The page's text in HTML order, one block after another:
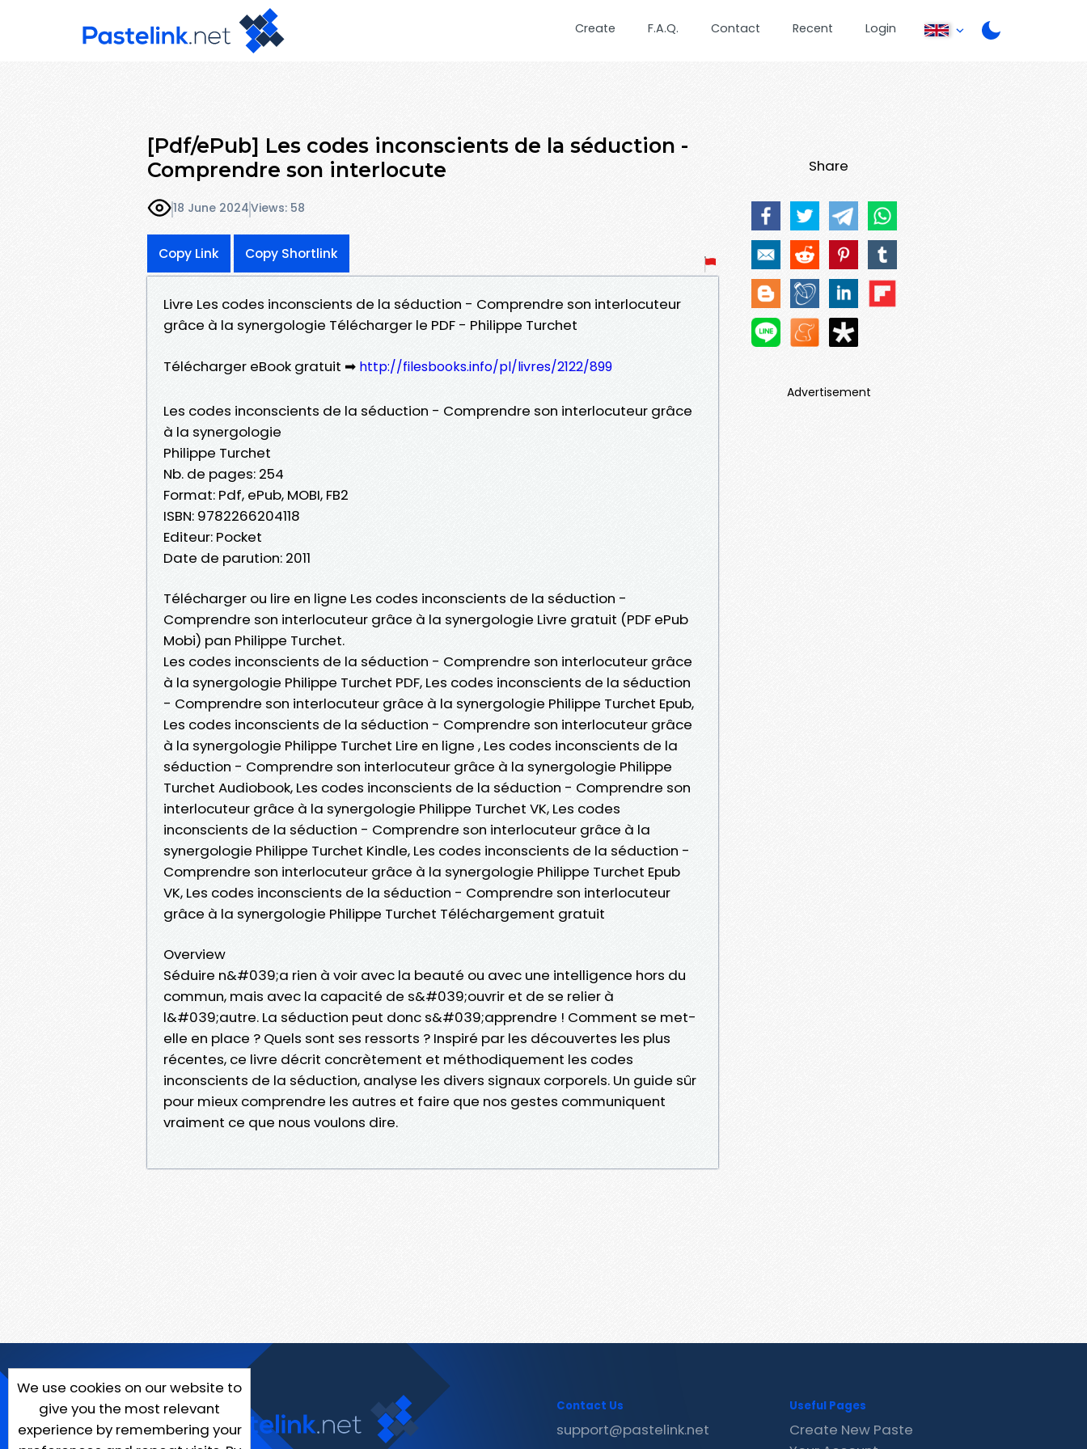
Create F.A.Q. Contact Recent Login
[Pdf/ePub] Les codes inconscients de la séduction -
Comprendre son interlocute
18 June 2024Views: 58
Copy Link Copy Shortlink
Livre Les codes inconscients de la séduction - Comprendre son interlocuteur
grâce à la synergologie Télécharger le PDF - Philippe Turchet
Télécharger eBook gratuit ➡ http://filesbooks.info/pl/livres/2122/899
Les codes inconscients de la séduction - Comprendre son interlocuteur grâce
à la synergologie
Philippe Turchet
Nb. de pages: 254
Format: Pdf, ePub, MOBI, FB2
ISBN: 9782266204118
Editeur: Pocket
Date de parution: 2011
Télécharger ou lire en ligne Les codes inconscients de la séduction -
Comprendre son interlocuteur grâce à la synergologie Livre gratuit (PDF ePub
Mobi) pan Philippe Turchet.
Les codes inconscients de la séduction - Comprendre son interlocuteur grâce
à la synergologie Philippe Turchet PDF, Les codes inconscients de la séduction
- Comprendre son interlocuteur grâce à la synergologie Philippe Turchet Epub,
Les codes inconscients de la séduction - Comprendre son interlocuteur grâce
à la synergologie Philippe Turchet Lire en ligne , Les codes inconscients de la
séduction - Comprendre son interlocuteur grâce à la synergologie Philippe
Turchet Audiobook, Les codes inconscients de la séduction - Comprendre son
interlocuteur grâce à la synergologie Philippe Turchet VK, Les codes
inconscients de la séduction - Comprendre son interlocuteur grâce à la
synergologie Philippe Turchet Kindle, Les codes inconscients de la séduction -
Comprendre son interlocuteur grâce à la synergologie Philippe Turchet Epub
VK, Les codes inconscients de la séduction - Comprendre son interlocuteur
grâce à la synergologie Philippe Turchet Téléchargement gratuit
Overview
Séduire n&#039;a rien à voir avec la beauté ou avec une intelligence hors du
commun, mais avec la capacité de s&#039;ouvrir et de se relier à
l&#039;autre. La séduction peut donc s&#039;apprendre ! Comment se met-
elle en place ? Quels sont ses ressorts ? Inspiré par les découvertes les plus
récentes, ce livre décrit concrètement et méthodiquement les codes
inconscients de la séduction, analyse les divers signaux corporels. Un guide sûr
pour mieux comprendre les autres et faire que nos gestes communiquent
vraiment ce que nous voulons dire.
Share
Advertisement
We use cookies on our website to
give you the most relevant
experience by remembering your
Contact Us
support@pastelink.net
Useful Pages
Create New Paste